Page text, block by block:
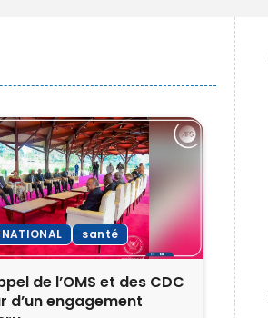
santé
de l’OMS et des CDC
d’un engagement